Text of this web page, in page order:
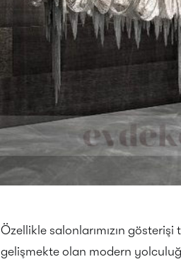
Özellikle salonlarımızın
gelişmekte olan modern